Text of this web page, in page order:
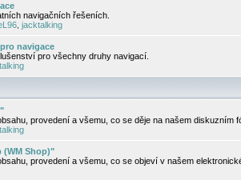
navigačních řešeních.
jacktalking
navigace
pro všechny druhy navigací.
provedení a všemu, co se děje na našem diskuzním
(WM Shop)"
provedení a všemu, co se objeví v našem